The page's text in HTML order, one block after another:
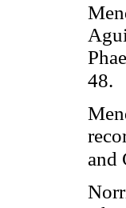
48.
and